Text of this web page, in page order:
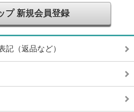
プ 新規会員登録
記（返品など）